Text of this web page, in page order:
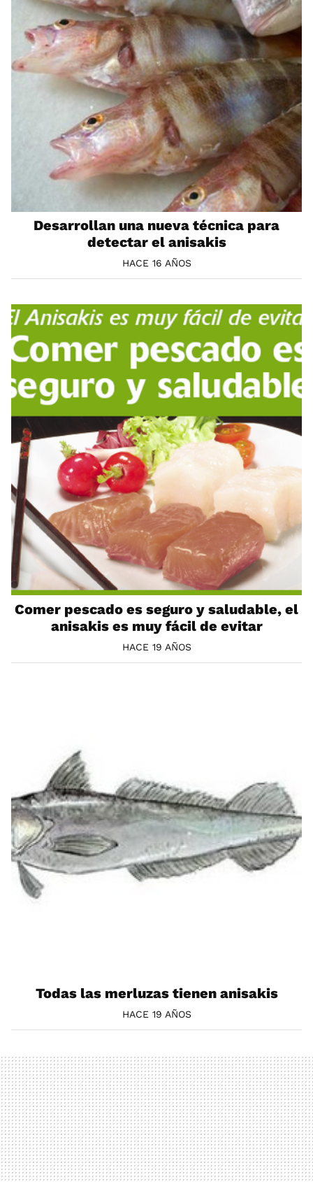
Desarrollan una nueva técnica para
detectar el anisakis
HACE 16 AÑOS
Comer pescado es seguro y saludable, el
anisakis es muy fácil de evitar
HACE 19 AÑOS
Todas las merluzas tienen anisakis
HACE 19 AÑOS